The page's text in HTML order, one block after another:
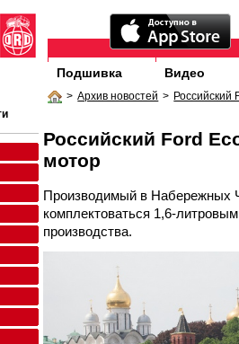
Подшивка Видео
> Архив новостей > Российский
Российский Ford
мотор
Производимый в Набережных
комплектоваться 1,6-
производства.